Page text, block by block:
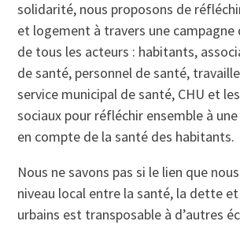
solidarité, nous proposons de
et logement à travers une campagne
de tous les acteurs : habitants,
de santé, personnel de santé,
service municipal de santé, CHU et
sociaux pour réfléchir ensemble à
en compte de la santé des habitants.
Nous ne savons pas si le lien que
niveau local entre la santé, la dette
urbains est transposable à d’autres